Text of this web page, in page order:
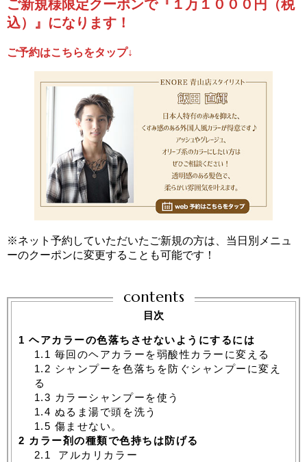
ご新規様限定クーポンで『１万１０００円（税
込）』になります！
ご予約はこちらをタップ↓
※ネット予約していただいたご新規の方は、当日別メニュ
ーのクーポンに変更することも可能です！
contents
目次
1 ヘアカラーの色落ちさせないようにするには
1.1 毎回のヘアカラーを弱酸性カラーに変える
1.2 シャンプーを色落ちを防ぐシャンプーに変え
る
1.3 カラーシャンプーを使う
1.4 ぬるま湯で頭を洗う
1.5 傷ませない。
2 カラー剤の種類で色持ちは防げる
2.1
アルカリカラー